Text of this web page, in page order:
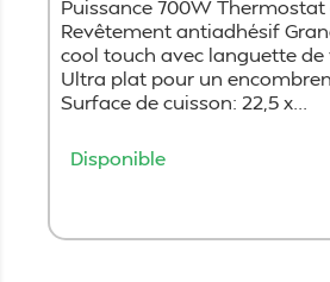
Puissance 700W
Revêtement antiadhésif
cool touch avec languette
Ultra plat pour un
Surface de cuisson: 22,5 x...
Disponible